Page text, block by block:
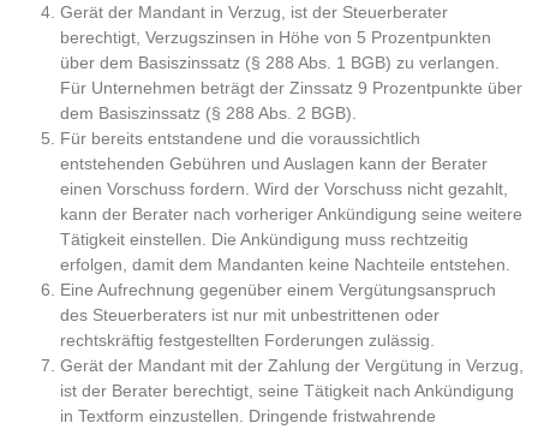
Gerät der Mandant in Verzug, ist der Steuerberater
berechtigt, Verzugszinsen in Höhe von 5 Prozentpunkten
über dem Basiszinssatz (§ 288 Abs. 1 BGB) zu verlangen.
Für Unternehmen beträgt der Zinssatz 9 Prozentpunkte über
dem Basiszinssatz (§ 288 Abs. 2 BGB).
Für bereits entstandene und die voraussichtlich
entstehenden Gebühren und Auslagen kann der Berater
einen Vorschuss fordern. Wird der Vorschuss nicht gezahlt,
kann der Berater nach vorheriger Ankündigung seine weitere
Tätigkeit einstellen. Die Ankündigung muss rechtzeitig
erfolgen, damit dem Mandanten keine Nachteile entstehen.
Eine Aufrechnung gegenüber einem Vergütungsanspruch
des Steuerberaters ist nur mit unbestrittenen oder
rechtskräftig festgestellten Forderungen zulässig.
Gerät der Mandant mit der Zahlung der Vergütung in Verzug,
ist der Berater berechtigt, seine Tätigkeit nach Ankündigung
in Textform einzustellen. Dringende fristwahrende